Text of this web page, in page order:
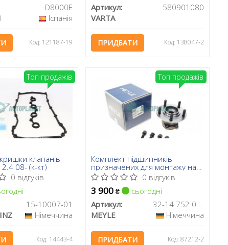
D8000E
Іспанія
Код: 121187-19
Артикул:
580901080
VARTA
ПРИДБАТИ Код: 138047-2
клапанів
08- (к-кт)
0 відгуків
15-10007-01
Німеччина
Код: 14443-4
Топ продажів
Комплект підшипників
призначених для монтажу на
маточину, роликові, з
елементами монтажу
0 відгуків
3 900 ₴
сьогодні
Артикул:
32-14 752 0004
MEYLE
Німеччина
ПРИДБАТИ Код: 87212-2
Топ продажів